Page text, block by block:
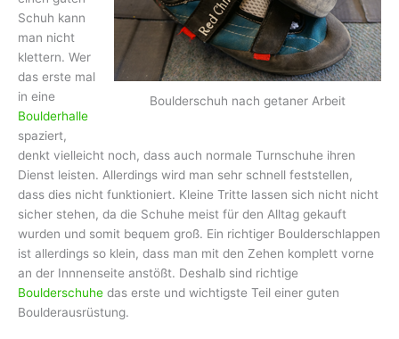
Boulderschuh nach getaner Arbeit
Schuh kann
man nicht
klettern. Wer
das erste mal
in eine
Boulderhalle
spaziert,
denkt vielleicht noch, dass auch normale Turnschuhe ihren
Dienst leisten. Allerdings wird man sehr schnell feststellen,
dass dies nicht funktioniert. Kleine Tritte lassen sich nicht nicht
sicher stehen, da die Schuhe meist für den Alltag gekauft
wurden und somit bequem groß. Ein richtiger Boulderschlappen
ist allerdings so klein, dass man mit den Zehen komplett vorne
an der Innnenseite anstößt. Deshalb sind richtige
Boulderschuhe das erste und wichtigste Teil einer guten
Boulderausrüstung.